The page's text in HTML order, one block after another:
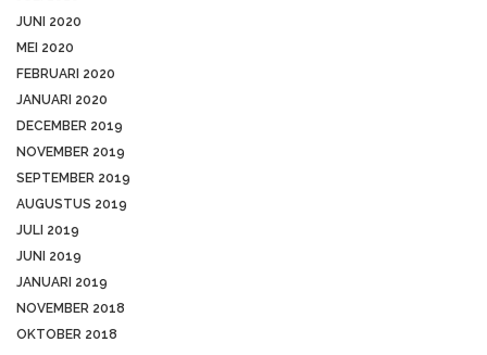
JUNI 2020
MEI 2020
FEBRUARI 2020
JANUARI 2020
DECEMBER 2019
NOVEMBER 2019
SEPTEMBER 2019
AUGUSTUS 2019
JULI 2019
JUNI 2019
JANUARI 2019
NOVEMBER 2018
OKTOBER 2018